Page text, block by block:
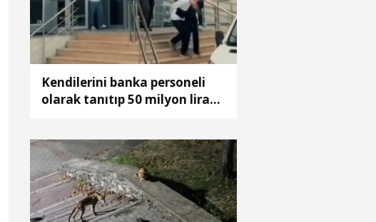
Kendilerini banka personeli
olarak tanıtıp 50 milyon lira